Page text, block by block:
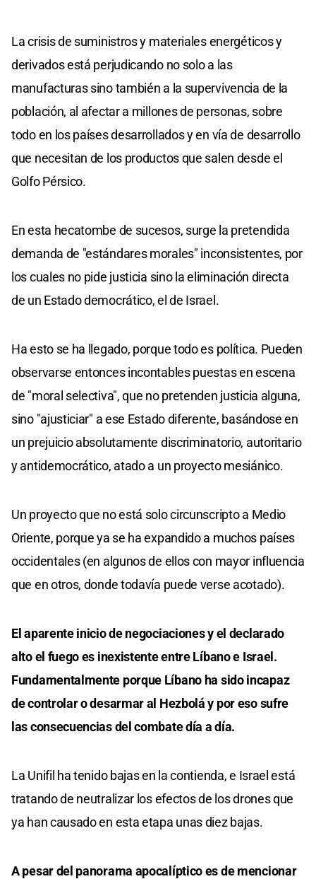
La crisis de suministros y materiales energéticos y
derivados está perjudicando no solo a las
manufacturas sino también a la supervivencia de la
población, al afectar a millones de personas, sobre
todo en los países desarrollados y en vía de desarrollo
que necesitan de los productos que salen desde el
Golfo Pérsico.
En esta hecatombe de sucesos, surge la pretendida
demanda de "estándares morales" inconsistentes, por
los cuales no pide justicia sino la eliminación directa
de un Estado democrático, el de Israel.
Ha esto se ha llegado, porque todo es política. Pueden
observarse entonces incontables puestas en escena
de "moral selectiva", que no pretenden justicia alguna,
sino "ajusticiar" a ese Estado diferente, basándose en
un prejuicio absolutamente discriminatorio, autoritario
y antidemocrático, atado a un proyecto mesiánico.
Un proyecto que no está solo circunscripto a Medio
Oriente, porque ya se ha expandido a muchos países
occidentales (en algunos de ellos con mayor influencia
que en otros, donde todavía puede verse acotado).
El aparente inicio de negociaciones y el declarado
alto el fuego es inexistente entre Líbano e Israel.
Fundamentalmente porque Líbano ha sido incapaz
de controlar o desarmar al Hezbolá y por eso sufre
las consecuencias del combate día a día.
La Unifil ha tenido bajas en la contienda, e Israel está
tratando de neutralizar los efectos de los drones que
ya han causado en esta etapa unas diez bajas.
A pesar del panorama apocalíptico es de mencionar